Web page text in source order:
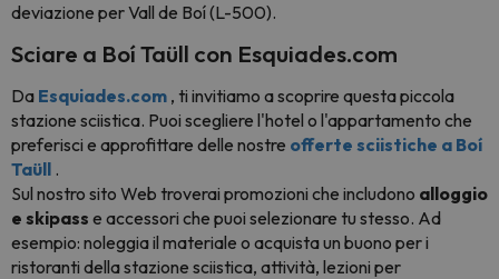
deviazione per Vall de Boí (L-500).
Sciare a Boí Taüll con Esquiades.com
Da Esquiades.com , ti invitiamo a scoprire questa piccola
stazione sciistica. Puoi scegliere l'hotel o l'appartamento che
preferisci e approfittare delle nostre offerte sciistiche a Boí
Taüll .
Sul nostro sito Web troverai promozioni che includono alloggio
e skipass e accessori che puoi selezionare tu stesso. Ad
esempio: noleggia il materiale o acquista un buono per i
ristoranti della stazione sciistica, attività, lezioni per